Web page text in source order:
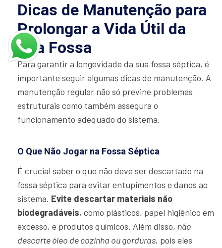
Dicas de Manutenção para
Prolongar a Vida Útil da
Sua Fossa
Para garantir a longevidade da sua fossa séptica, é
importante seguir algumas dicas de manutenção. A
manutenção regular não só previne problemas
estruturais como também assegura o
funcionamento adequado do sistema.
O Que Não Jogar na Fossa Séptica
É crucial saber o que não deve ser descartado na
fossa séptica para evitar entupimentos e danos ao
sistema. Evite descartar materiais não
biodegradáveis, como plásticos, papel higiênico em
excesso, e produtos químicos. Além disso, não
descarte óleo de cozinha ou gorduras, pois eles